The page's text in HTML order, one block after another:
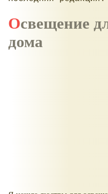
Освещение для кукольного
дома